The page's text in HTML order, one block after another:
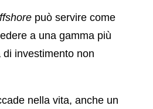
può servire come
a una gamma più
investimento non
nella vita, anche un